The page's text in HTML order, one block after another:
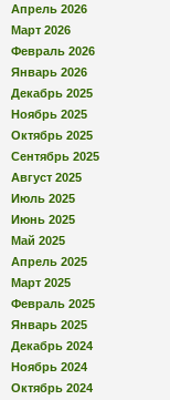
Апрель 2026
Март 2026
Февраль 2026
Январь 2026
Декабрь 2025
Ноябрь 2025
Октябрь 2025
Сентябрь 2025
Август 2025
Июль 2025
Июнь 2025
Май 2025
Апрель 2025
Март 2025
Февраль 2025
Январь 2025
Декабрь 2024
Ноябрь 2024
Октябрь 2024